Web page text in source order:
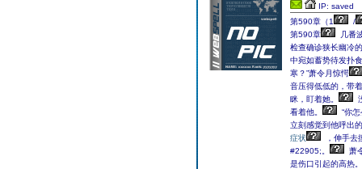
IP: saved
第590章（1
/
第590章
几番
检查确诊狭长幽冷
中宛如蓄势待发扑
寒？”萧令月惊愕
音压得低低的，带
眯，盯着她。
看着他。
“你
立刻感觉到他呼出
症状
，伸手去
#22905;。
萧
是伤口引起的高热。